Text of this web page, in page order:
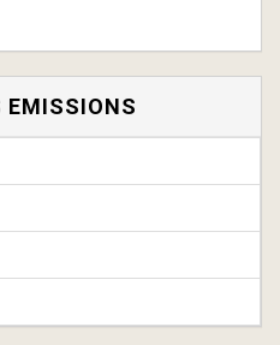
EMISSIONS